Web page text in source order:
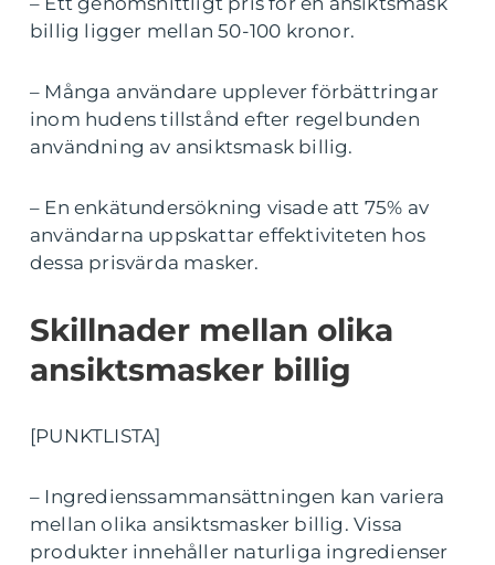
billig ligger mellan 50-100 kronor.
– Många användare upplever förbättringar
inom hudens tillstånd efter regelbunden
användning av ansiktsmask billig.
– En enkätundersökning visade att 75% av
användarna uppskattar effektiviteten hos
dessa prisvärda masker.
Skillnader mellan olika
ansiktsmasker billig
[PUNKTLISTA]
– Ingredienssammansättningen kan variera
mellan olika ansiktsmasker billig. Vissa
produkter innehåller naturliga ingredienser